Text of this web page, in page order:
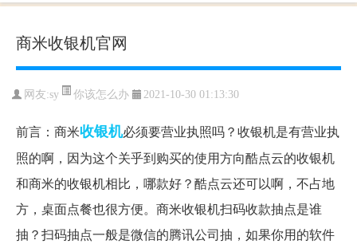
商米收银机官网
网友:sy 你该怎么办 2021-10-30 01:13:30
前言：商米收银机必须要营业执照吗？收银机是有营业执
照的啊，因为这个关乎到购买的使用方向酷点云的收银机
和商米的收银机相比，哪款好？酷点云还可以啊，不占地
方，桌面点餐也很方便。商米收银机扫码收款抽点是谁
抽？扫码抽点一般是微信的腾讯公司抽，如果你用的软件